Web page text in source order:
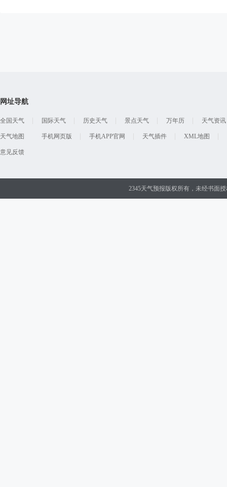
网址导航
全国天气 国际天气 历史天气 景点天气 万年历 天气资讯
天气地图 手机网页版 手机APP官网 天气插件 XML地图
意见反馈
2345天气预报版权所有，未经书面